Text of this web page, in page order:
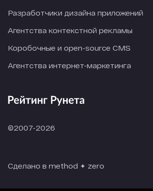
Разработчики дизайна приложений
Агентства контекстной рекламы
Коробочные и open-source CMS
Агентства интернет-маркетинга
©2007-2026
Сделано в method ✦ zero